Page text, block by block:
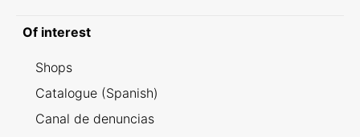
Of interest
Shops
Catalogue (Spanish)
Canal de denuncias